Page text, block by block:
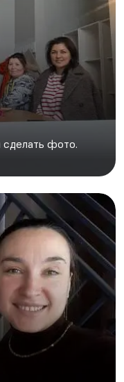
сделать фото.